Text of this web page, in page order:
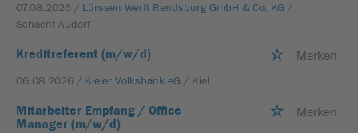
07.08.2026 / Lürssen Werft Rendsburg GmbH & Co. KG /
Schacht-Audorf
Kreditreferent (m/w/d) Merken
06.08.2026 / Kieler Volksbank eG / Kiel
Mitarbeiter Empfang / Office
Manager (m/w/d)
Merken